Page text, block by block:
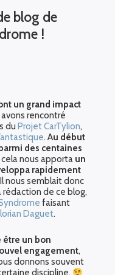
blog de
!
un grand impact
rencontré
du Projet CarTylion,
. Au début
des centaines
nous apporta un
rapidement
nous semblait donc
rédaction de ce blog,
faisant
Daguet.
un bon
engagement,
donnons souvent
discipline.